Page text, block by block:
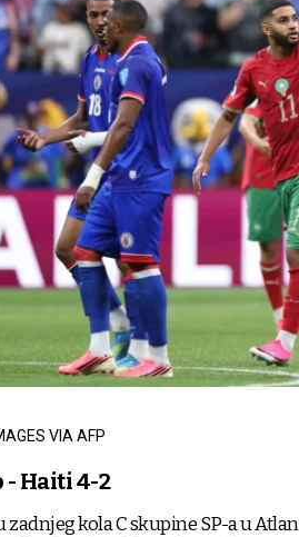
VIA AFP
- Haiti 4-2
zadnjeg kola C skupine SP-a u